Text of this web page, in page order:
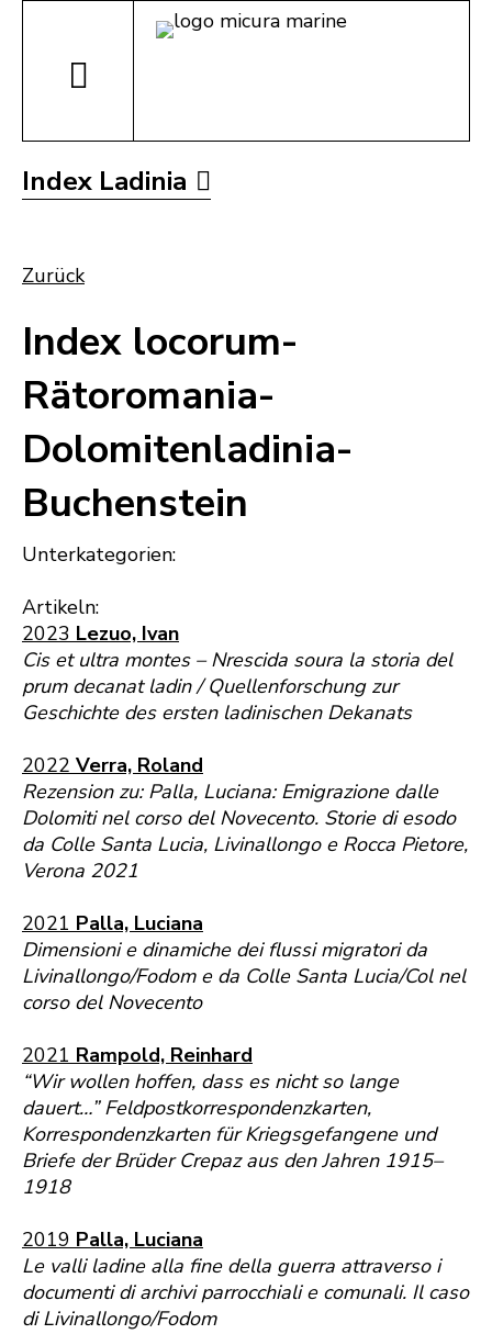
Index Ladinia
Zurück
Index locorum-
Rätoromania-
Dolomitenladinia-
Buchenstein
Unterkategorien:
Artikeln:
2023 Lezuo, Ivan
Cis et ultra montes – Nrescida soura la storia del
prum decanat ladin / Quellenforschung zur
Geschichte des ersten ladinischen Dekanats
2022 Verra, Roland
Rezension zu: Palla, Luciana: Emigrazione dalle
Dolomiti nel corso del Novecento. Storie di esodo
da Colle Santa Lucia, Livinallongo e Rocca Pietore,
Verona 2021
2021 Palla, Luciana
Dimensioni e dinamiche dei flussi migratori da
Livinallongo/Fodom e da Colle Santa Lucia/Col nel
corso del Novecento
2021 Rampold, Reinhard
“Wir wollen hoffen, dass es nicht so lange
dauert…” Feldpostkorrespondenzkarten,
Korrespondenzkarten für Kriegsgefangene und
Briefe der Brüder Crepaz aus den Jahren 1915–
1918
2019 Palla, Luciana
Le valli ladine alla fine della guerra attraverso i
documenti di archivi parrocchiali e comunali. Il caso
di Livinallongo/Fodom